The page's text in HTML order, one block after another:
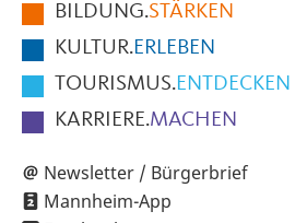
SeiteBILDUNG.STÄRKEN
KULTUR.ERLEBEN
TOURISMUS.ENTDECKEN
KARRIERE.MACHEN
Newsletter / Bürgerbrief
Mannheim-App